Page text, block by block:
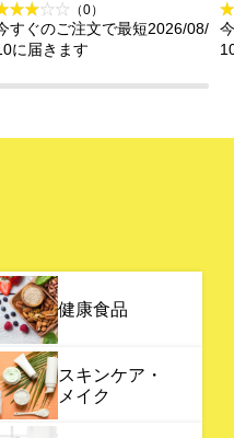
（0）
すぐのご注文で最短2026/08/
に届きます
健康食品
スキンケア・
メイク